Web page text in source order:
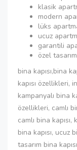
klasik
modern
lüks
ucuz
garantili
özel
bina kapısı,bina
kapısı özellikleri,
kampanyalı bina
özellikleri, camlı
camlı bina
bina kapısı, ucuz
tasarım bina